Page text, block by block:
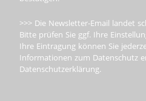
>>> Die Newsletter-Email landet
Bitte prüfen Sie ggf. Ihre
Ihre Eintragung können Sie
Informationen zum Datenschutz
Datenschutzerklärung.